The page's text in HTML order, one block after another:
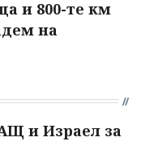
и 800-те км
на
и Израел за